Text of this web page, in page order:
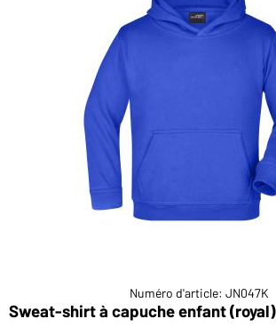
Numéro d'article: JN047K
Sweat-shirt à capuche enfant (royal)